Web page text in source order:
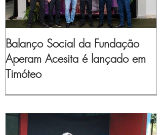
Balanço Social da Fundação
Aperam Acesita é lançado em
Timóteo